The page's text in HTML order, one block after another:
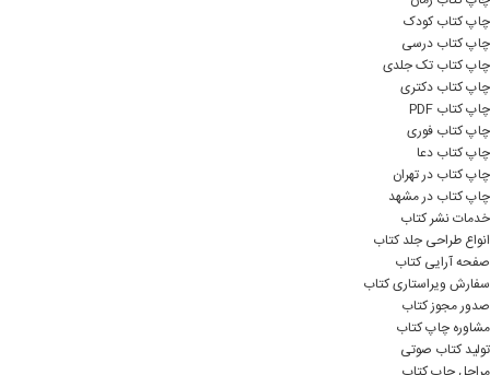
چاپ کتاب کودک
چاپ کتاب درسی
چاپ کتاب تک جلدی
چاپ کتاب دکتری
چاپ کتاب PDF
چاپ کتاب فوری
چاپ کتاب دعا
چاپ کتاب در تهران
چاپ کتاب در مشهد
خدمات نشر کتاب
انواع طراحی جلد کتاب
صفحه آرایی کتاب
سفارش ویراستاری کتاب
صدور مجوز کتاب
مشاوره چاپ کتاب
تولید کتاب صوتی